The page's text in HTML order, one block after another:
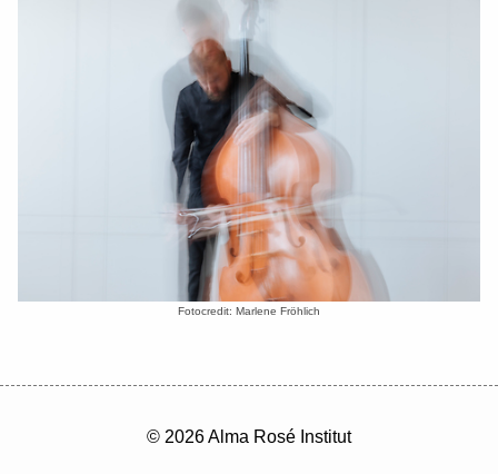
Fotocredit: Marlene Fröhlich
© 2026 Alma Rosé Institut